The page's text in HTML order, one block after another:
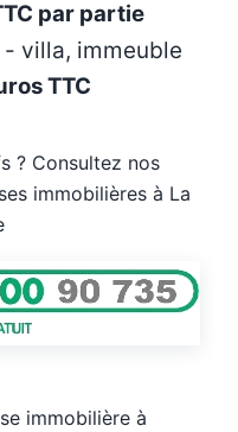
par partie
villa, immeuble
TTC
? Consultez nos
immobilières à La
immobilière à